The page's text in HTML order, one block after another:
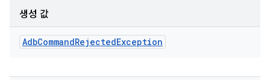
생성 값
AdbCommandRejectedException